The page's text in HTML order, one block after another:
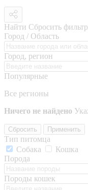
Найти Сбросить
Город / Область
Город, регион
Популярные
Все регионы
Ничего не найдено
Сбросить Применить
Тип питомца
Собака
Кошка
Порода
Породы кошек